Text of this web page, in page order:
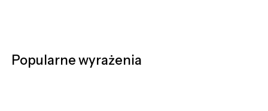
Popularne wyrażenia